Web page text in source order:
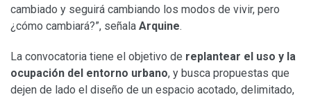
cambiado y seguirá cambiando los modos de vivir, pero
¿cómo cambiará?”, señala Arquine.
La convocatoria tiene el objetivo de replantear el uso y la
ocupación del entorno urbano, y busca propuestas que
dejen de lado el diseño de un espacio acotado, delimitado,